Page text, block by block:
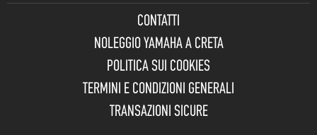
CONTATTI
NOLEGGIO YAMAHA A CRETA
POLITICA SUI COOKIES
TERMINI E CONDIZIONI GENERALI
TRANSAZIONI SICURE